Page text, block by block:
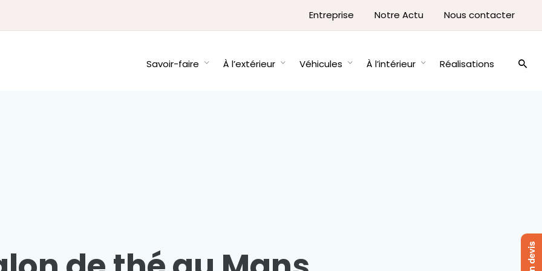
Entreprise Notre Actu Nous contacter
Savoir-faire À l’extérieur Véhicules À l’intérieur Réalisations